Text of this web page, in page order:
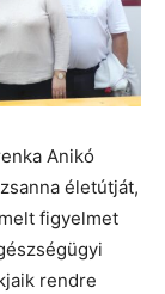
Anikó
életútját,
figyelmet
rendre